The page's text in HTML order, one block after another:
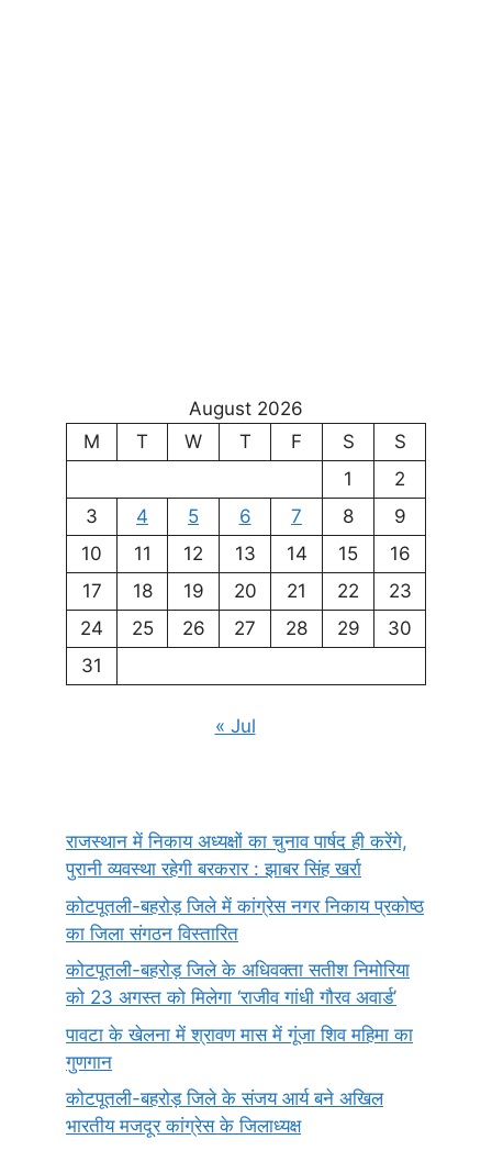
August 2026
M
T W T F S
S
1
2
3
4 5 6 7 8
9
10
11 12 13 14 15
16
17
18 19 20 21 22
23
24
25 26 27 28 29
30
31
« Jul
राजस्थान में निकाय अध्यक्षों का चुनाव पार्षद ही करेंगे,
पुरानी व्यवस्था रहेगी बरकरार : झाबर सिंह खर्रा
कोटपूतली-बहरोड़ जिले में कांग्रेस नगर निकाय प्रकोष्ठ
का जिला संगठन विस्तारित
कोटपूतली-बहरोड़ जिले के अधिवक्ता सतीश निमोरिया
को 23 अगस्त को मिलेगा ‘राजीव गांधी गौरव अवार्ड’
पावटा के खेलना में श्रावण मास में गूंजा शिव महिमा का
गुणगान
कोटपूतली-बहरोड़ जिले के संजय आर्य बने अखिल
भारतीय मजदूर कांग्रेस के जिलाध्यक्ष